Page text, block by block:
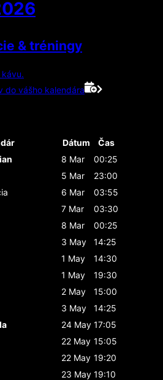
& tréningy
do vášho kalendára
Dátum
Čas
8 Mar
00:25
5 Mar
23:00
6 Mar
03:55
7 Mar
03:30
8 Mar
00:25
3 May
14:25
1 May
14:30
1 May
19:30
2 May
15:00
3 May
14:25
24 May 17:05
22 May 15:05
22 May 19:20
23 May 19:10